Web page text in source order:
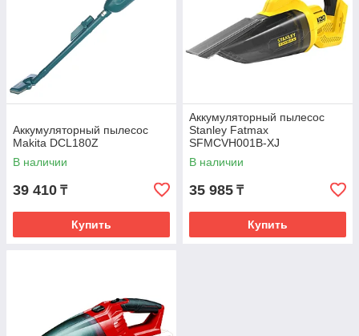
Аккумуляторный пылесос
Makita DCL180Z
В наличии
39 410 ₸
Купить
Аккумуляторный пылесос
Stanley Fatmax
SFMCVH001B-XJ
В наличии
35 985 ₸
Купить